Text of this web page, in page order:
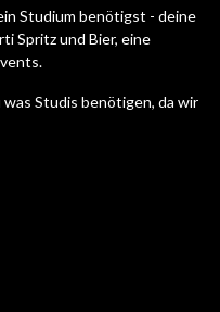
Studium benötigst - deine
Spritz und Bier, eine
Studis benötigen, da wir